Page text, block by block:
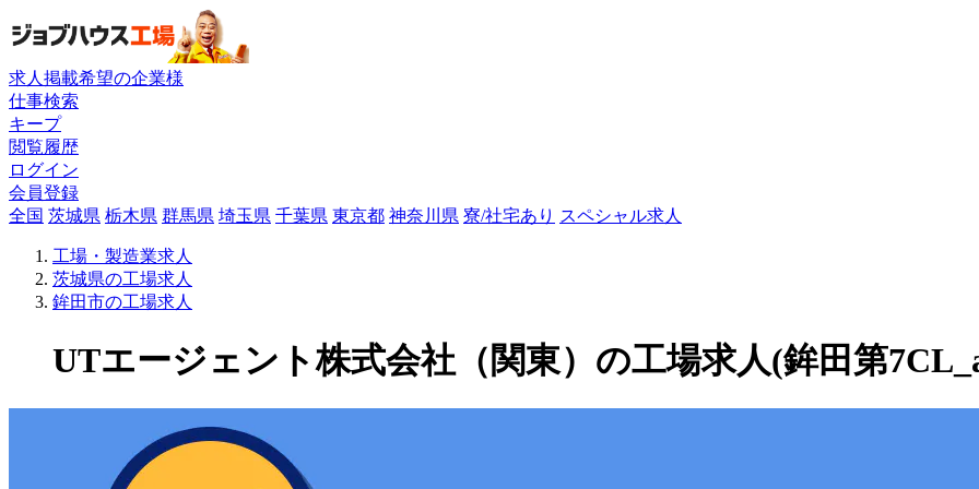
求人掲載希望の企業様
仕事検索
キープ
閲覧履歴
ログイン
会員登録
全国 茨城県 栃木県 群馬県 埼玉県 千葉県 東京都 神奈川県 寮/社宅あり スペシャル求人
工場・製造業求人
茨城県の工場求人
鉾田市の工場求人
UTエージェント株式会社（関東）の工場求人(鉾田第